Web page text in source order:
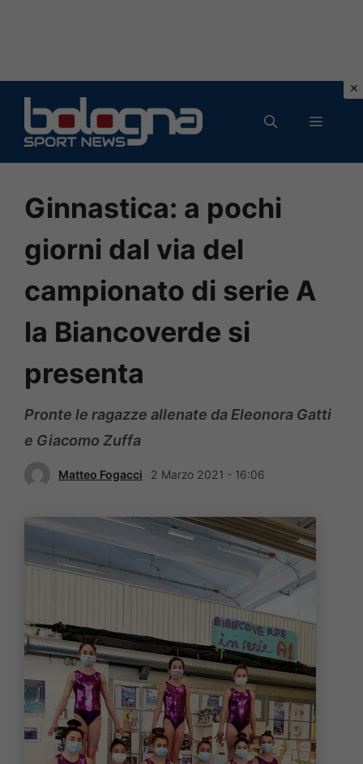
contenuto
MENU
Ginnastica: a pochi
giorni dal via del
campionato di serie A
la Biancoverde si
presenta
Pronte le ragazze allenate da Eleonora Gatti
e Giacomo Zuffa
Matteo Fogacci 2 Marzo 2021 - 16:06